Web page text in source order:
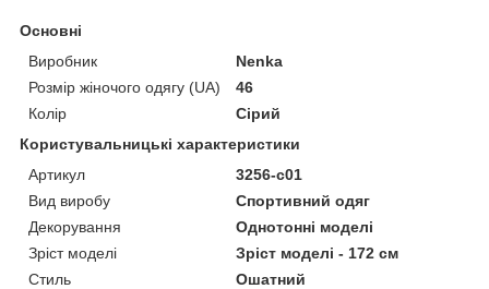
Основні
Виробник
Nenka
Розмір жіночого одягу (UA)
46
Колір
Сірий
Користувальницькі характеристики
Артикул
3256-c01
Вид виробу
Спортивний одяг
Декорування
Однотонні моделі
Зріст моделі
Зріст моделі - 172 см
Стиль
Ошатний